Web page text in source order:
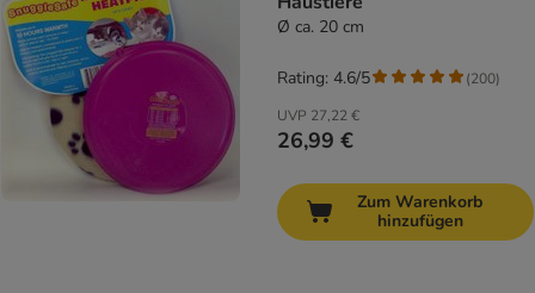
Ø ca. 20 cm
UVP 27,22 €
26,99 €
Rating: 4.6/5 (200)
Zum Warenkorb
hinzufügen